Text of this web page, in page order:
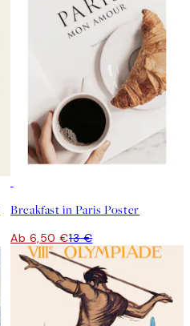
Breakfast in Paris Poster
Ab 6,50 €13 €